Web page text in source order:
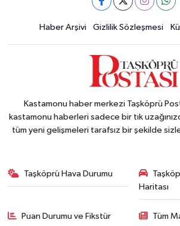
Haber Arşivi Gizlilik Sözleşmesi
Kastamonu haber merkezi Taşköprü
kastamonu haberleri sadece bir tık
tüm yeni gelişmeleri tarafsız bir şekilde
Taşköprü Hava Durumu
Haritası
Puan Durumu ve Fikstür Tüm